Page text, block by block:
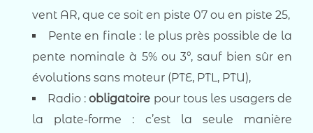
vent AR, que ce soit en piste 07 ou en piste 25,
Pente en finale : le plus près possible de la
pente nominale à 5% ou 3°, sauf bien sûr en
évolutions sans moteur (PTE, PTL, PTU),
Radio :obligatoire pour tous les usagers de
la plate-forme : c’est la seule manière